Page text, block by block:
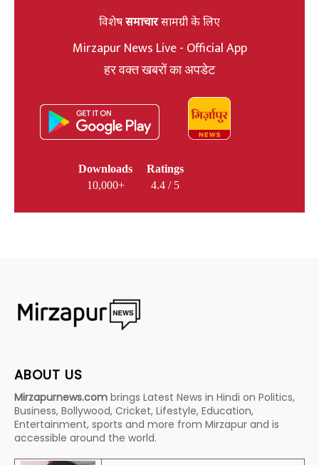
विशेषसमाचारसामग्री के लिए
Mirzapur News Live - Official App
हर वक्त खबरों का अपडेट
Downloads
10,000+
Ratings
4.4 / 5
ABOUT US
Mirzapurnews.com brings Latest News in Hindi on Politics,
Business, Bollywood, Cricket, Lifestyle, Education,
Entertainment, sports and more from Mirzapur and is
accessible around the world.